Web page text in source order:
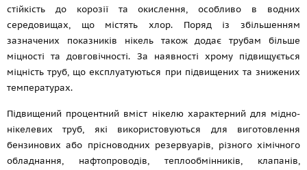
стійкість до корозії та окислення, особливо в водних
середовищах, що містять хлор. Поряд із збільшенням
зазначених показників нікель також додає трубам більше
міцності та довговічності. За наявності хрому підвищується
міцність труб, що експлуатуються при підвищених та знижених
температурах.
Підвищений процентний вміст нікелю характерний для мідно-
нікелевих труб, які використовуються для виготовлення
бензинових або прісноводних резервуарів, різного хімічного
обладнання, нафтопроводів, теплообмінників, клапанів,